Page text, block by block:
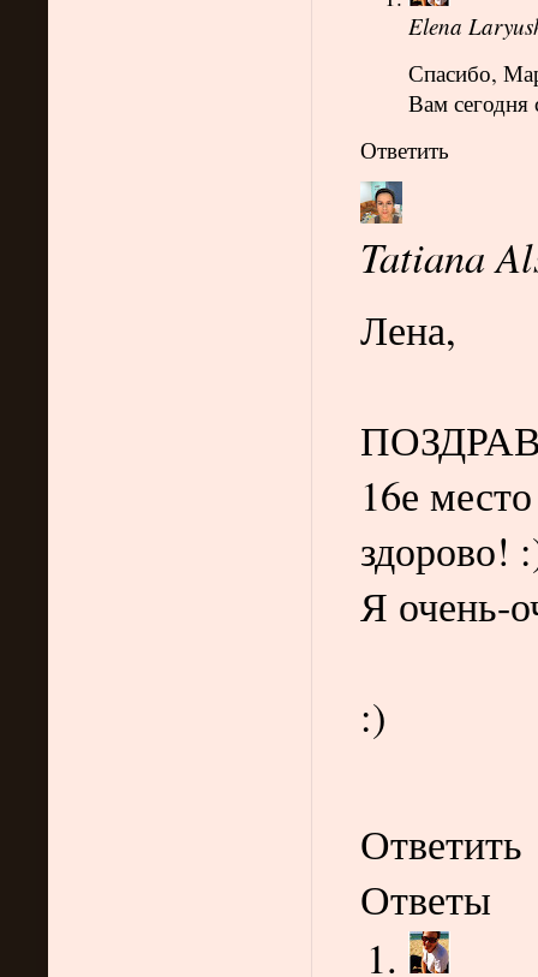
Elena
Спасибо,
Вам сегодня
Ответить
Tatiana
Лена,
16е
здорово!
Я очень-
:)
Ответить
Ответы